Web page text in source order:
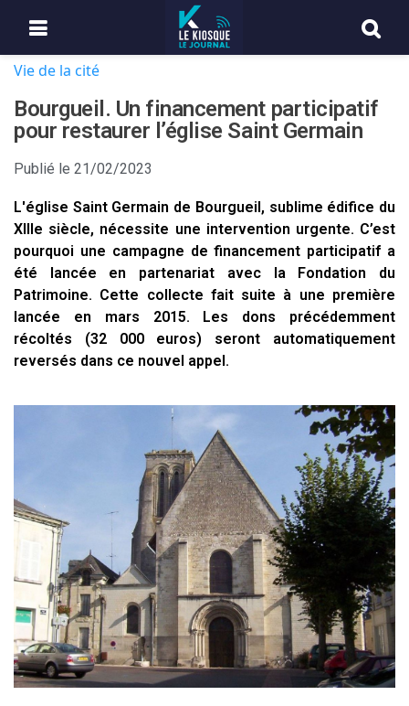
Vie de la cité
Bourgueil. Un financement participatif
pour restaurer l’église Saint Germain
Publié le 21/02/2023
L'église Saint Germain de Bourgueil, sublime édifice du
XIIIe siècle, nécessite une intervention urgente. C’est
pourquoi une campagne de financement participatif a
été lancée en partenariat avec la Fondation du
Patrimoine. Cette collecte fait suite à une première
lancée en mars 2015. Les dons précédemment
récoltés (32 000 euros) seront automatiquement
reversés dans ce nouvel appel.